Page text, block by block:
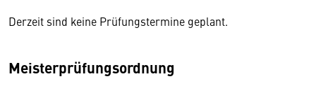
Derzeit sind keine Prüfungstermine geplant.
Meisterprüfungsordnung